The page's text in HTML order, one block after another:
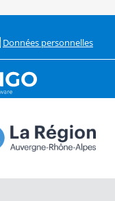
Données personnelles